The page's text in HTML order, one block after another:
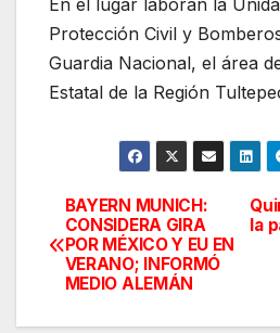
Protección Civil y
Guardia Nacional, el área
Estatal de la Región
Navegación
de
la
BAYERN MUNICH:
CONSIDERA GIRA
POR MÉXICO Y EU EN
VERANO; INFORMÓ
MEDIO ALEMÁN